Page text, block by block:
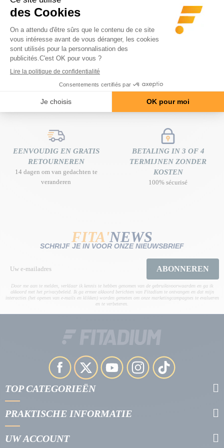
GRATIS LEVERING
aankoopbedrag
DESKUNDIG ADVIES
EENVOUDIG EN GRATIS
RETOURNEREN
14 dagen om van gedachten te
veranderen
BETALING IN 3 OF 4
TERMIJNEN ZONDER
KOSTEN
100% sécurisé
FITA'NEWS
SCHRIJF JE IN VOOR ONZE NIEUWSBRIEF
ABONNEREN
Door me aan te melden, verklaar ik kennis te hebben genomen van de gebruiksvoorwaarden en ga ik
akkoord met het privacybeleid. Ik ga ermee akkoord berichten van Fitadium te ontvangen en dat mijn
interacties (het openen van e-mails en klikken) worden gemeten om onze marketingcampagnes te evalueren
en te verbeteren.
TOP CATEGORIEËN
PRAKTISCHE INFORMATIE
UW ACCOUNT